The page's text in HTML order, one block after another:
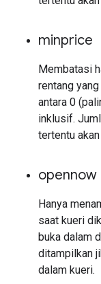
minprice
Membatasi
rentang
antara 0
inklusif.
tertentu
opennow
Hanya
saat kueri
buka dalam
ditampilkan
dalam kueri.